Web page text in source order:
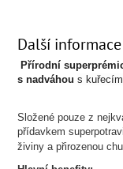
Další informace
Přírodní
s nadváhous
Složené pouze z
přídavkem
živiny a přirozenou